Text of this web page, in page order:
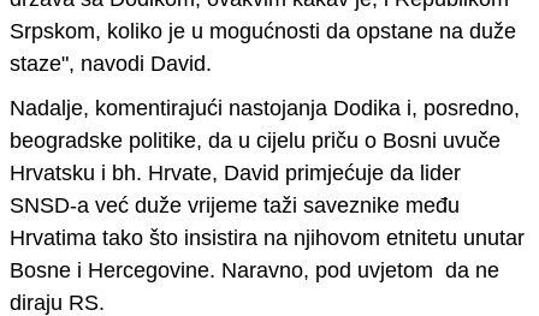
Srpskom, koliko je u mogućnosti da opstane na duže
staze", navodi David.
Nadalje, komentirajući nastojanja Dodika i, posredno,
beogradske politike, da u cijelu priču o Bosni uvuče
Hrvatsku i bh. Hrvate, David primjećuje da lider
SNSD-a već duže vrijeme taži saveznike među
Hrvatima tako što insistira na njihovom etnitetu unutar
Bosne i Hercegovine. Naravno, pod uvjetom da ne
diraju RS.